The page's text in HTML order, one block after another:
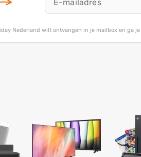
Nederland wilt ontvangen in je mailbox en ga